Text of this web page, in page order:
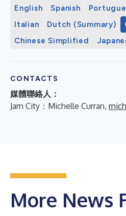
English Spanish
Italian
Dutch (Summary)
Chinese Simplified
CONTACTS
媒體聯絡人：
Jam City：Michelle Curran,
More News